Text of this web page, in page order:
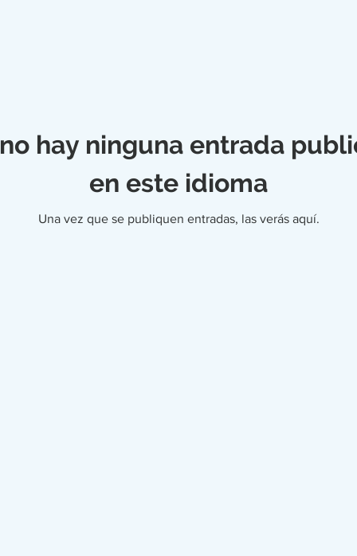
hay ninguna entrada
en este idioma
Una vez que se publiquen entradas, las verás aquí.